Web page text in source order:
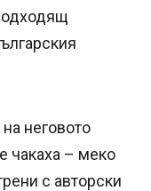
неговото
чакаха – меко
с авторски